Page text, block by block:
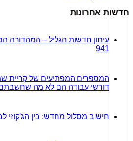
אחרונות
עיתון חדשות הגליל – המהדורה
941
דורשי עבודה הם לא מה שחשבתם?
חישוב מסלול מחדש: בין הג'קוזי